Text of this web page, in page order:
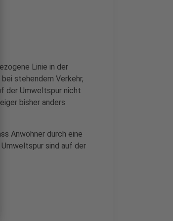
Linie in der
stehendem Verkehr,
der Umweltspur nicht
bisher anders
Anwohner durch eine
Umweltspur sind auf der